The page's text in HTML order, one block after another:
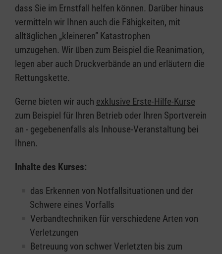
dass Sie im Ernstfall helfen können. Darüber hinaus
vermitteln wir Ihnen auch die Fähigkeiten, mit
alltäglichen „kleineren” Katastrophen
umzugehen. Wir üben zum Beispiel die Reanimation,
legen aber auch Druckverbände an und erläutern die
Rettungskette.
Gerne bieten wir auch exklusive Erste-Hilfe-Kurse
zum Beispiel für Ihren Betrieb oder Ihren Sportverein
an - gegebenenfalls als Inhouse-Veranstaltung bei
Ihnen.
Inhalte des Kurses:
das Erkennen von Notfallsituationen und der
Schwere eines Vorfalls
Verbandtechniken für verschiedene Arten von
Verletzungen
Betreuung von schwer Verletzten bis zum